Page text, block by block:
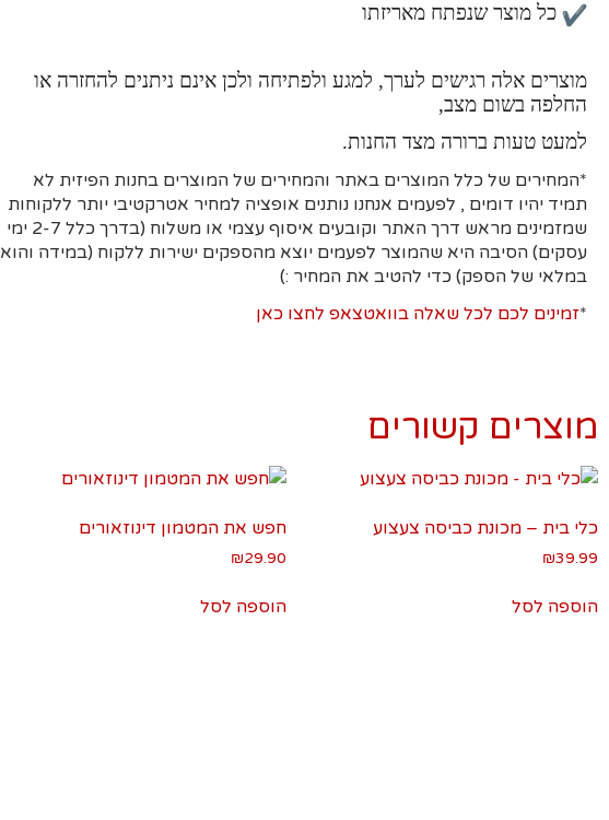
כל מוצר שנפתח מאריזתו
מוצרים אלה רגישים לערך, למגע ולפתיחה ולכן אינם ניתנים להחזרה או
החלפה בשום מצב,
למעט טעות ברורה מצד החנות.
*המחירים של כלל המוצרים באתר והמחירים של המוצרים בחנות הפיזית לא
תמיד יהיו דומים , לפעמים אנחנו נותנים אופציה למחיר אטרקטיבי יותר ללקוחות
שמזמינים מראש דרך האתר וקובעים איסוף עצמי או משלוח (בדרך כלל 2-7 ימי
עסקים) הסיבה היא שהמוצר לפעמים יוצא מהספקים ישירות ללקוח (במידה והוא
במלאי של הספק) כדי להטיב את המחיר :)
*זמינים לכם לכל שאלה בוואטצאפ לחצו כאן
מוצרים קשורים
כלי בית – מכונת כביסה צעצוע
₪39.99
הוספה לסל
חפש את המטמון דינוזאורים
₪29.90
הוספה לסל